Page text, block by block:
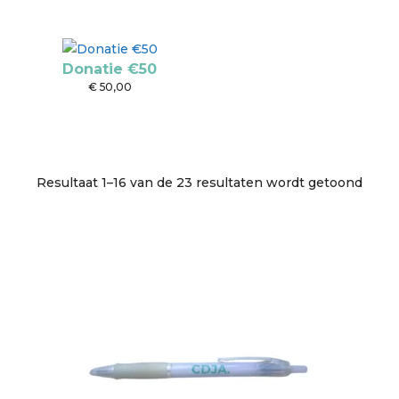
Donatie €50
€50,00
Resultaat 1–16 van de 23 resultaten wordt getoond